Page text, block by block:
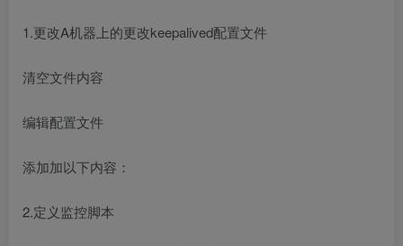
1.更改A机器上的更改keepalived配置文件
清空文件内容
编辑配置文件
添加加以下内容：
2.定义监控脚本